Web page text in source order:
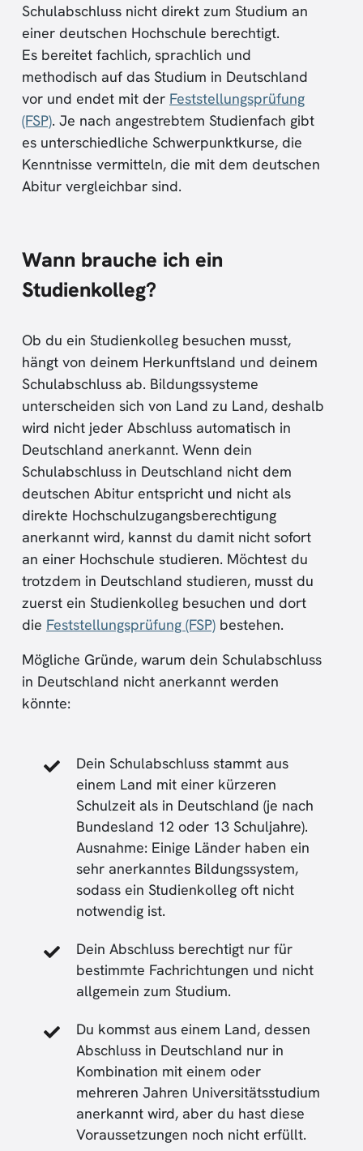
Schulabschluss nicht direkt zum Studium an
einer deutschen Hochschule berechtigt.
Es bereitet fachlich, sprachlich und
methodisch auf das Studium in Deutschland
vor und endet mit der Feststellungsprüfung
(FSP). Je nach angestrebtem Studienfach gibt
es unterschiedliche Schwerpunktkurse, die
Kenntnisse vermitteln, die mit dem deutschen
Abitur vergleichbar sind.
Wann brauche ich ein
Studienkolleg?
Ob du ein Studienkolleg besuchen musst,
hängt von deinem Herkunftsland und deinem
Schulabschluss ab. Bildungssysteme
unterscheiden sich von Land zu Land, deshalb
wird nicht jeder Abschluss automatisch in
Deutschland anerkannt. Wenn dein
Schulabschluss in Deutschland nicht dem
deutschen Abitur entspricht und nicht als
direkte Hochschulzugangsberechtigung
anerkannt wird, kannst du damit nicht sofort
an einer Hochschule studieren. Möchtest du
trotzdem in Deutschland studieren, musst du
zuerst ein Studienkolleg besuchen und dort
die Feststellungsprüfung (FSP) bestehen.
Mögliche Gründe, warum dein Schulabschluss
in Deutschland nicht anerkannt werden
könnte:
Dein Schulabschluss stammt aus
einem Land mit einer kürzeren
Schulzeit als in Deutschland (je nach
Bundesland 12 oder 13 Schuljahre).
Ausnahme: Einige Länder haben ein
sehr anerkanntes Bildungssystem,
sodass ein Studienkolleg oft nicht
notwendig ist.
Dein Abschluss berechtigt nur für
bestimmte Fachrichtungen und nicht
allgemein zum Studium.
Du kommst aus einem Land, dessen
Abschluss in Deutschland nur in
Kombination mit einem oder
mehreren Jahren Universitätsstudium
anerkannt wird, aber du hast diese
Voraussetzungen noch nicht erfüllt.